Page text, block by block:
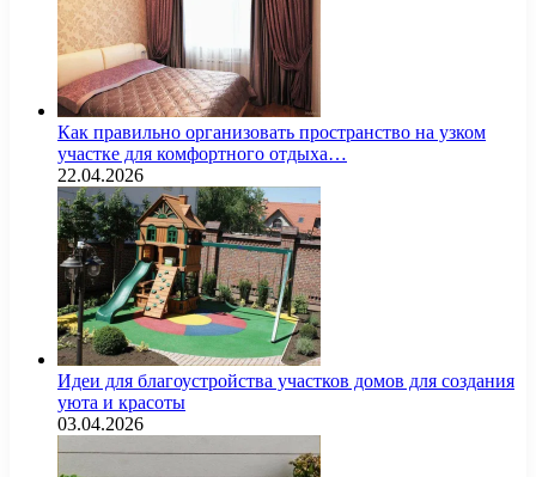
Как правильно организовать пространство на узком
участке для комфортного отдыха…
22.04.2026
Идеи для благоустройства участков домов для создания
уюта и красоты
03.04.2026